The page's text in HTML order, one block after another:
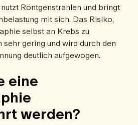
Röntgenstrahlen und bringt
mit sich. Das Risiko,
selbst an Krebs zu
gering und wird durch den
deutlich aufgewogen.
eine
werden?